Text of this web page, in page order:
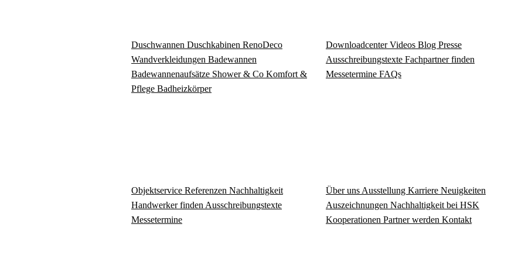
Duschwannen Duschkabinen RenoDeco
Wandverkleidungen Badewannen
Badewannenaufsätze Shower & Co Komfort &
Pflege Badheizkörper
Download­centerVideos Blog Presse
Ausschreibungstexte Fachpartner finden
Messetermine FAQs
Objektservice Referenzen Nachhaltigkeit
Handwerker finden Ausschreibungstexte
Messetermine
Über uns Ausstellung Karriere Neuigkeiten
Auszeichnungen Nachhaltigkeit bei HSK
Kooperationen Partner werden Kontakt